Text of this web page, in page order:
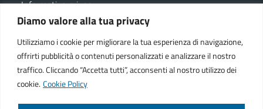
Diamo valore alla tua privacy
Utilizziamo i cookie per migliorare la tua esperienza di navigazione,
offrirti pubblicità o contenuti personalizzati e analizzare il nostro
traffico. Cliccando “Accetta tutti”, acconsenti al nostro utilizzo dei
cookie. Cookie Policy
Informativa privacy
Note legali
Dichiarazione di accessibilità
Cookie policy